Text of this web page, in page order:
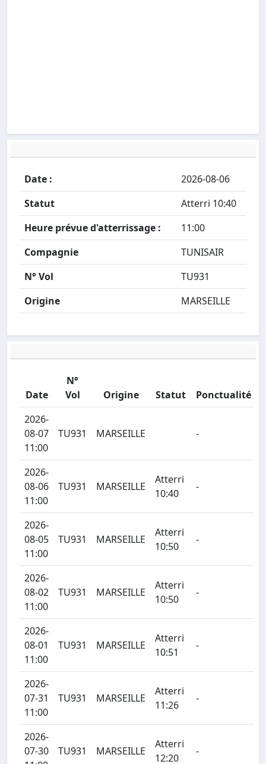
Date :
2026-08-06
Statut
Atterri 10:40
Heure prévue d'atterrissage :
11:00
Compagnie
TUNISAIR
N° Vol
TU931
Origine
MARSEILLE
Date
N°
Vol
Origine Statut
Ponctualité
2026-
08-07
11:00
TU931 MARSEILLE -
2026-
08-06
11:00
TU931 MARSEILLE
Atterri
10:40
-
2026-
08-05
11:00
TU931 MARSEILLE
Atterri
10:50
-
2026-
08-02
11:00
TU931 MARSEILLE
Atterri
10:50
-
2026-
08-01
11:00
TU931 MARSEILLE
Atterri
10:51
-
2026-
07-31
11:00
TU931 MARSEILLE
Atterri
11:26
-
2026-
07-30
TU931 MARSEILLE
Atterri
12:20
-